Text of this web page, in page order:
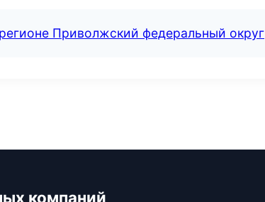
Приволжский федеральный округ
компаний